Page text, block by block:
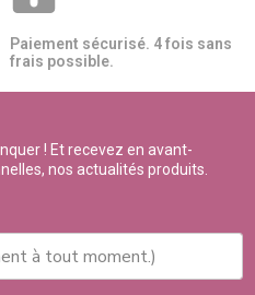
Paiement sécurisé. 4 fois sans
frais possible.
! Et recevez en avant-
nos actualités produits.